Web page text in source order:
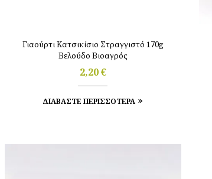
Γιαούρτι Κατσικίσιο Στραγγιστό 170g
Βελούδο Βιοαγρός
2,20€
ΔΙΑΒΑΣΤΕ ΠΕΡΙΣΣΟΤΕΡΑ